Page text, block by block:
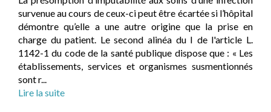
survenue au cours de ceux-ci peut être écartée si l’hôpital
démontre qu’elle a une autre origine que la prise en
charge du patient. Le second alinéa du I de l'article L.
1142-1 du code de la santé publique dispose que : « Les
établissements, services et organismes susmentionnés
sont r...
Lire la suite